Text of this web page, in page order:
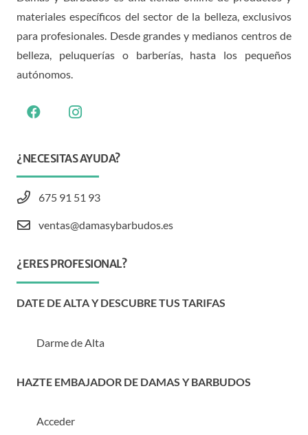
materiales específicos del sector de la belleza, exclusivos
para profesionales. Desde grandes y medianos centros de
belleza, peluquerías o barberías, hasta los pequeños
autónomos.
¿NECESITAS AYUDA?
675 91 51 93
ventas@damasybarbudos.es
¿ERES PROFESIONAL?
DATE DE ALTA Y DESCUBRE TUS TARIFAS
Darme de Alta
HAZTE EMBAJADOR DE DAMAS Y BARBUDOS
Acceder